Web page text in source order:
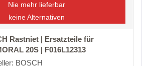
Nie mehr lieferbar
keine Alternativen
Rastniet | Ersatzteile für
20S | F016L12313
BOSCH